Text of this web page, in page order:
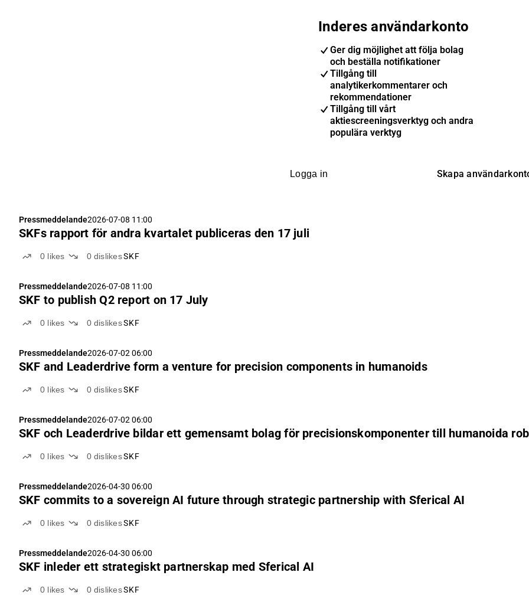
Inderes användarkonto
Ger dig möjlighet att följa bolag
och beställa notifikationer
Tillgång till
analytikerkommentarer och
rekommendationer
Tillgång till vårt
aktiescreeningsverktyg och andra
populära verktyg
Logga in Skapa
Pressmeddelande2026-07-08 11:00
SKFs rapport för andra kvartalet publiceras den 17 juli
0 likes 0 dislikesSKF
Pressmeddelande2026-07-08 11:00
SKF to publish Q2 report on 17 July
0 likes 0 dislikesSKF
Pressmeddelande2026-07-02 06:00
SKF and Leaderdrive form a venture for precision components in humanoids
0 likes 0 dislikesSKF
Pressmeddelande2026-07-02 06:00
SKF och Leaderdrive bildar ett gemensamt bolag för precisionskomponenter till humanoida
0 likes 0 dislikesSKF
Pressmeddelande2026-04-30 06:00
SKF commits to a sovereign AI future through strategic partnership with Sferical AI
0 likes 0 dislikesSKF
Pressmeddelande2026-04-30 06:00
SKF inleder ett strategiskt partnerskap med Sferical AI
0 likes 0 dislikesSKF